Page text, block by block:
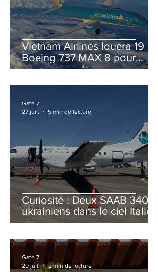
Vietnam Airlines louera 19
Boeing 737 MAX 8 pour
accélérer la modernisation
Curiosité : Deux SAAB 340B
ukrainiens dans le ciel Italien
cet été
Gate 7
27 juil.
5 min de lecture
Gate 7
20 juil.
2 min de lecture